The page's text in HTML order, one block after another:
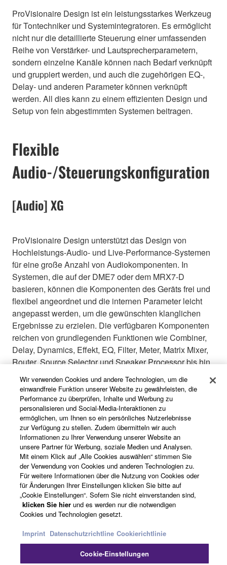
ProVisionaire Design ist ein leistungsstarkes Werkzeug
für Tontechniker und Systemintegratoren. Es ermöglicht
nicht nur die detaillierte Steuerung einer umfassenden
Reihe von Verstärker- und Lautsprecherparametern,
sondern einzelne Kanäle können nach Bedarf verknüpft
und gruppiert werden, und auch die zugehörigen EQ-,
Delay- und anderen Parameter können verknüpft
werden. All dies kann zu einem effizienten Design und
Setup von fein abgestimmten Systemen beitragen.
Flexible
Audio-/Steuerungskonfiguration
[Audio] XG
ProVisionaire Design unterstützt das Design von
Hochleistungs-Audio- und Live-Performance-Systemen
für eine große Anzahl von Audiokomponenten. In
Systemen, die auf der DME7 oder dem MRX7-D
basieren, können die Komponenten des Geräts frei und
flexibel angeordnet und die internen Parameter leicht
angepasst werden, um die gewünschten klanglichen
Ergebnisse zu erzielen. Die verfügbaren Komponenten
reichen von grundlegenden Funktionen wie Combiner,
Delay, Dynamics, Effekt, EQ, Filter, Meter, Matrix Mixer,
Router, Source Selector und Speaker Processor bis hin
zu anspruchsvolleren Funktionen wie Comp260, DCA,
Dugan Automixer, REV-X und mehr.
Dugan Automixer
Wir verwenden Cookies und andere Technologien, um die
einwandfreie Funktion unserer Website zu gewährleisten, die
Performance zu überprüfen, Inhalte und Werbung zu
personalisieren und Social-Media-Interaktionen zu
ermöglichen, um Ihnen so ein persönliches Nutzerlebnisse
zur Verfügung zu stellen. Zudem übermitteln wir auch
Informationen zu Ihrer Verwendung unserer Website an
unsere Partner für Werbung, soziale Medien und Analysen.
Mit einem Klick auf „Alle Cookies auswählen“ stimmen Sie
der Verwendung von Cookies und anderen Technologien zu.
Für weitere Informationen über die Nutzung von Cookies oder
für Änderungen Ihrer Einstellungen klicken Sie bitte auf
„Cookie Einstellungen“. Sofern Sie nicht einverstanden sind,
klicken Sie hierund es werden nur die notwendigen
Cookies und Technologien gesetzt.
Imprint Datenschutzrichtline Cookierichtlinie
Cookie-Einstellungen